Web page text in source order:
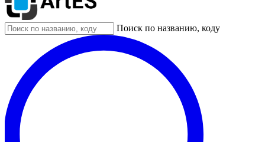
Поиск по названию, коду